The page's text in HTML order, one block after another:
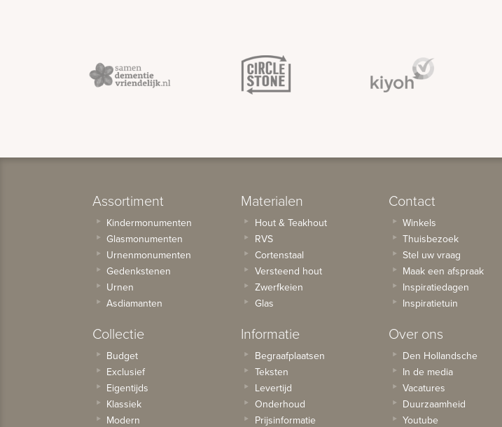
Assortiment
Kindermonumenten
Glasmonumenten
Urnenmonumenten
Gedenkstenen
Urnen
Asdiamanten
Collectie
Budget
Exclusief
Eigentijds
Klassiek
Modern
Materialen
Hout & Teakhout
RVS
Cortenstaal
Versteend hout
Zwerfkeien
Glas
Informatie
Begraafplaatsen
Teksten
Levertijd
Onderhoud
Prijsinformatie
Contact
Winkels
Thuisbezoek
Stel uw vraag
Maak een afspraak
Inspiratiedagen
Inspiratietuin
Over ons
Den Hollandsche
In de media
Vacatures
Duurzaamheid
Youtube